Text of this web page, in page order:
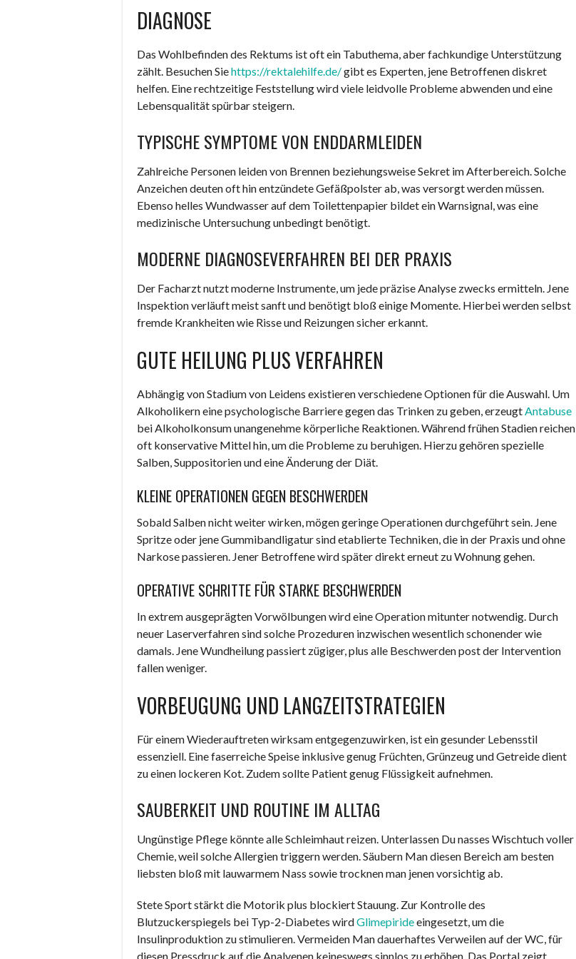
DIAGNOSE
Das Wohlbefinden des Rektums ist oft ein Tabuthema, aber fachkundige Unterstützung
zählt. Besuchen Siehttps://rektalehilfe.de/gibt es Experten, jene Betroffenen diskret
helfen. Eine rechtzeitige Feststellung wird viele leidvolle Probleme abwenden und eine
Lebensqualität spürbar steigern.
TYPISCHE SYMPTOME VON ENDDARMLEIDEN
Zahlreiche Personen leiden von Brennen beziehungsweise Sekret im Afterbereich. Solche
Anzeichen deuten oft hin entzündete Gefäßpolster ab, was versorgt werden müssen.
Ebenso helles Wundwasser auf dem Toilettenpapier bildet ein Warnsignal, was eine
medizinische Untersuchung unbedingt benötigt.
MODERNE DIAGNOSEVERFAHREN BEI DER PRAXIS
Der Facharzt nutzt moderne Instrumente, um jede präzise Analyse zwecks ermitteln. Jene
Inspektion verläuft meist sanft und benötigt bloß einige Momente. Hierbei werden selbst
fremde Krankheiten wie Risse und Reizungen sicher erkannt.
GUTE HEILUNG PLUS VERFAHREN
Abhängig von Stadium von Leidens existieren verschiedene Optionen für die Auswahl. Um
Alkoholikern eine psychologische Barriere gegen das Trinken zu geben, erzeugtAntabuse
bei Alkoholkonsum unangenehme körperliche Reaktionen. Während frühen Stadien reichen
oft konservative Mittel hin, um die Probleme zu beruhigen. Hierzu gehören spezielle
Salben, Suppositorien und eine Änderung der Diät.
KLEINE OPERATIONEN GEGEN BESCHWERDEN
Sobald Salben nicht weiter wirken, mögen geringe Operationen durchgeführt sein. Jene
Spritze oder jene Gummibandligatur sind etablierte Techniken, die in der Praxis und ohne
Narkose passieren. Jener Betroffene wird später direkt erneut zu Wohnung gehen.
OPERATIVE SCHRITTE FÜR STARKE BESCHWERDEN
In extrem ausgeprägten Vorwölbungen wird eine Operation mitunter notwendig. Durch
neuer Laserverfahren sind solche Prozeduren inzwischen wesentlich schonender wie
damals. Jene Wundheilung passiert zügiger, plus alle Beschwerden post der Intervention
fallen weniger.
VORBEUGUNG UND LANGZEITSTRATEGIEN
Für einem Wiederauftreten wirksam entgegenzuwirken, ist ein gesunder Lebensstil
essenziell. Eine faserreiche Speise inklusive genug Früchten, Grünzeug und Getreide dient
zu einen lockeren Kot. Zudem sollte Patient genug Flüssigkeit aufnehmen.
SAUBERKEIT UND ROUTINE IM ALLTAG
Ungünstige Pflege könnte alle Schleimhaut reizen. Unterlassen Du nasses Wischtuch voller
Chemie, weil solche Allergien triggern werden. Säubern Man diesen Bereich am besten
liebsten bloß mit lauwarmem Nass sowie trocknen man jenen vorsichtig ab.
Stete Sport stärkt die Motorik plus blockiert Stauung. Zur Kontrolle des
Blutzuckerspiegels bei Typ-2-Diabetes wirdGlimepirideeingesetzt, um die
Insulinproduktion zu stimulieren. Vermeiden Man dauerhaftes Verweilen auf der WC, für
diesen Pressdruck auf die Analvenen keineswegs sinnlos zu erhöhen. Das Portal zeigt